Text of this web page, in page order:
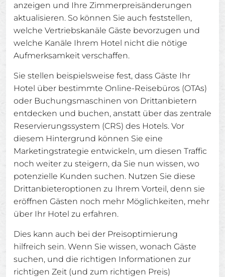
anzeigen und Ihre Zimmerpreisänderungen
aktualisieren. So können Sie auch feststellen,
welche Vertriebskanäle Gäste bevorzugen und
welche Kanäle Ihrem Hotel nicht die nötige
Aufmerksamkeit verschaffen.
Sie stellen beispielsweise fest, dass Gäste Ihr
Hotel über bestimmte Online-Reisebüros (OTAs)
oder Buchungsmaschinen von Drittanbietern
entdecken und buchen, anstatt über das zentrale
Reservierungssystem (CRS) des Hotels. Vor
diesem Hintergrund können Sie eine
Marketingstrategie entwickeln, um diesen Traffic
noch weiter zu steigern, da Sie nun wissen, wo
potenzielle Kunden suchen. Nutzen Sie diese
Drittanbieteroptionen zu Ihrem Vorteil, denn sie
eröffnen Gästen noch mehr Möglichkeiten, mehr
über Ihr Hotel zu erfahren.
Dies kann auch bei der Preisoptimierung
hilfreich sein. Wenn Sie wissen, wonach Gäste
suchen, und die richtigen Informationen zur
richtigen Zeit (und zum richtigen Preis)